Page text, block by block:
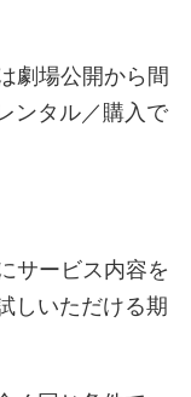
劇場公開から間
ンタル／購入で
サービス内容を
しいただける期